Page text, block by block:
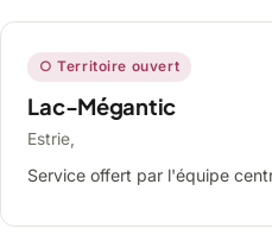
○ Territoire ouvert
Lac-Mégantic
Estrie,
Service offert par l'équipe